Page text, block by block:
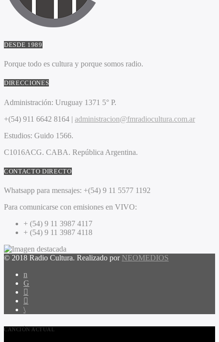
DESDE 1989
Porque todo es cultura y porque somos radio.
DIRECCIONES
Administración: Uruguay 1371 5° P.
+(54) 911 6642 8164 | administracion@fmradiocultura.com.ar
Estudios: Guido 1566.
C1016ACG. CABA. República Argentina.
CONTACTO DIRECTO
Whatsapp para mensajes: +(54) 9 11 5577 1192
Para comunicarse con emisiones en VIVO:
+ (54) 9 11 3987 4117
+ (54) 9 11 3987 4118
© 2018 Radio Cultura. Realizado por NEOMEDIOS
CANCIÓN ACTUAL